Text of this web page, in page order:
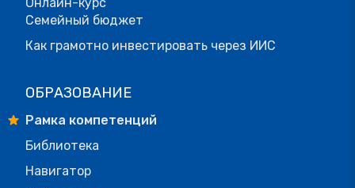
Семейный бюджет
Как грамотно инвестировать через ИИС
ОБРАЗОВАНИЕ
Рамка компетенций
Библиотека
Навигатор